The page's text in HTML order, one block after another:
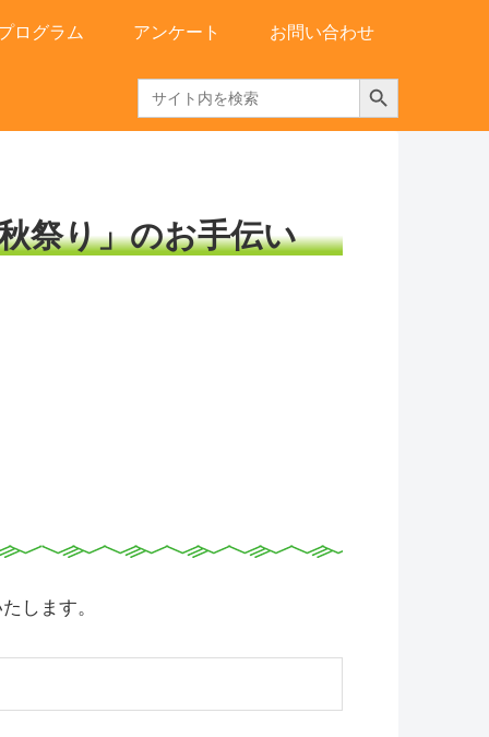
ログラム アンケート お問い合わせ
Search
for:
Search Button
祭り」のお手伝い
します。